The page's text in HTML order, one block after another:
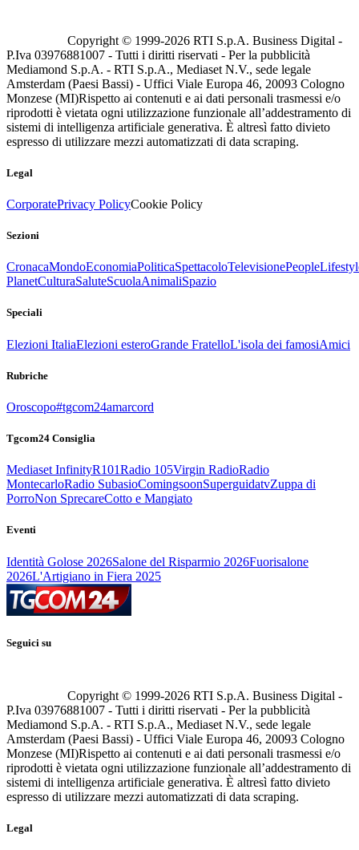
Copyright © 1999-2026 RTI S.p.A. Business Digital -
P.Iva 03976881007 - Tutti i diritti riservati - Per la pubblicità
Mediamond S.p.A. - RTI S.p.A., Mediaset N.V., sede legale
Amsterdam (Paesi Bassi) - Uffici Viale Europa 46, 20093 Cologno
Monzese (MI)Rispetto ai contenuti e ai dati personali trasmessi e/o
riprodotti è vietata ogni utilizzazione funzionale all’addestramento di
sistemi di intelligenza artificiale generativa. È altresì fatto divieto
espresso di utilizzare mezzi automatizzati di data scraping.
Legal
CorporatePrivacy PolicyCookie Policy
Sezioni
CronacaMondoEconomiaPoliticaSpettacoloTelevisionePeople
PlanetCulturaSaluteScuolaAnimaliSpazio
Speciali
Elezioni ItaliaElezioni esteroGrande FratelloL'isola dei famosiAmici
Rubriche
Oroscopo#tgcom24amarcord
Tgcom24 Consiglia
Mediaset InfinityR101Radio 105Virgin RadioRadio
MontecarloRadio SubasioComingsoonSuperguidatvZuppa di
PorroNon SprecareCotto e Mangiato
Eventi
Identità Golose 2026Salone del Risparmio 2026Fuorisalone
2026L'Artigiano in Fiera 2025
Seguici su
Copyright © 1999-2026 RTI S.p.A. Business Digital -
P.Iva 03976881007 - Tutti i diritti riservati - Per la pubblicità
Mediamond S.p.A. - RTI S.p.A., Mediaset N.V., sede legale
Amsterdam (Paesi Bassi) - Uffici Viale Europa 46, 20093 Cologno
Monzese (MI)Rispetto ai contenuti e ai dati personali trasmessi e/o
riprodotti è vietata ogni utilizzazione funzionale all’addestramento di
sistemi di intelligenza artificiale generativa. È altresì fatto divieto
espresso di utilizzare mezzi automatizzati di data scraping.
Legal